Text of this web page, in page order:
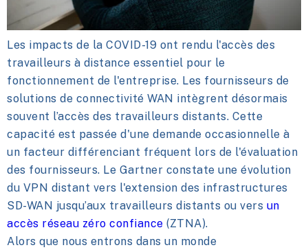
Les impacts de la COVID-19 ont rendu l'accès des
travailleurs à distance essentiel pour le
fonctionnement de l'entreprise. Les fournisseurs de
solutions de connectivité WAN intègrent désormais
souvent l’accès des travailleurs distants. Cette
capacité est passée d'une demande occasionnelle à
un facteur différenciant fréquent lors de l'évaluation
des fournisseurs. Le Gartner constate une évolution
du VPN distant vers l'extension des infrastructures
SD-WAN jusqu’aux travailleurs distants ou vers un
accès réseau zéro confiance (ZTNA).
Alors que nous entrons dans un monde